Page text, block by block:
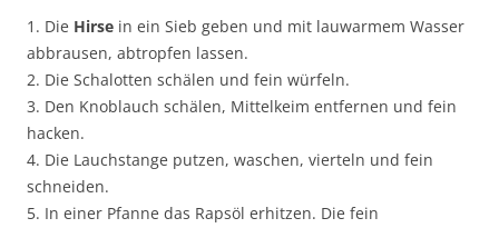
1. Die Hirse in ein Sieb geben und mit lauwarmem Wasser
abbrausen, abtropfen lassen.
2. Die Schalotten schälen und fein würfeln.
3. Den Knoblauch schälen, Mittelkeim entfernen und fein
hacken.
4. Die Lauchstange putzen, waschen, vierteln und fein
schneiden.
5. In einer Pfanne das Rapsöl erhitzen. Die fein